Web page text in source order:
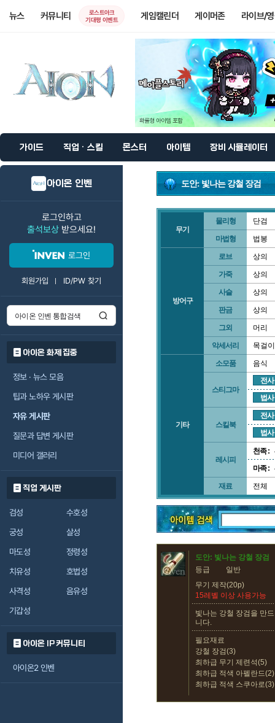
뉴스 커뮤니티
로스트아크
기대평 이벤트
게임캘린더 게이머존 라이브/
가이드 직업 · 스킬 몬스터 아이템 장비 시뮬레이터
아이온 인벤
로그인하고
출석보상 받으세요!
로그인
회원가입 ID/PW 찾기
아이온 화제 집중
정보 · 뉴스 모음
팁과 노하우 게시판
자유 게시판
질문과 답변 게시판
미디어 갤러리
직업 게시판
검성
수호성
궁성
살성
마도성
정령성
치유성
호법성
사격성
음유성
기갑성
아이온 IP 커뮤니티
아이온2 인벤
도안: 빛나는 강철 장검
무기
물리형 단검
마법형 법봉
방어구
로브 상의
가죽 상의
사슬 상의
판금 상의
그외 머리
악세서리 목걸이
기타
소모품 음식
스티그마
전사
법사
스킬북
전사
법사
레시피
천족 :
마족 :
재료 전체
도안: 빛나는 강철 장검
등급
일반
무기 제작(20p)
15레벨 이상 사용가능
빛나는 강철 장검을 만
니다.
필요재료
강철 장검(3)
최하급 무기 제련석(5)
최하급 적색 아펠란드(2)
최하급 적색 스쿠아로(3)